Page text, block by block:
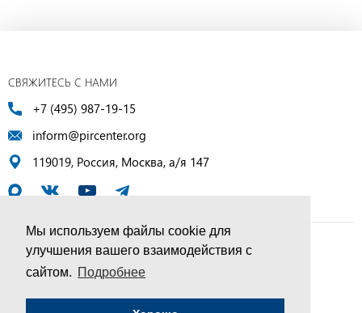
Мы используем файлы cookie для
улучшения вашего взаимодействия с
сайтом. Подробнее
СВЯЖИТЕСЬ С НАМИ
+7 (495) 987-19-15
inform@pircenter.org
119019, Россия, Москва, а/я 147
© ПИР-Центр, 1994–2025 | Все права защищены